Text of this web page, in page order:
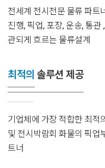
전세계 전시전문 물류 파트
진행, 픽업, 포장, 운송, 통
관되게 흐르는 물류설계
최적의 솔루션 제공
기업체에 가장 적합한 최적
및 전시박람회 화물의 픽업
트너